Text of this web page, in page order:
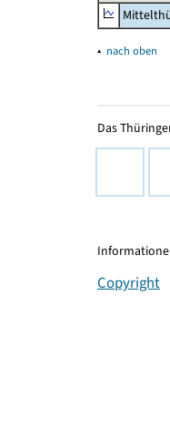
▴ nach oben
Das
Copyright